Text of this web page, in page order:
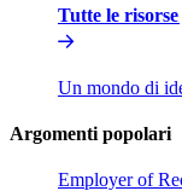
Tutte le risorse​​
Un mondo di
Argomenti popolari​​
Employer of